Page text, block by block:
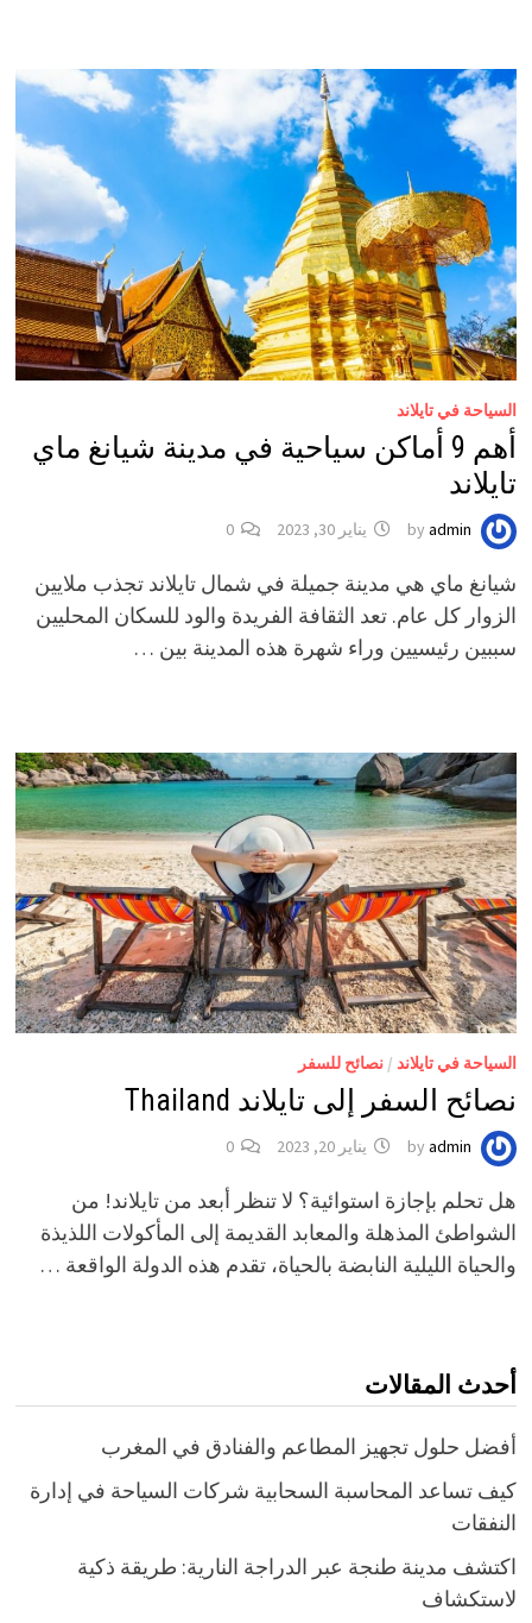
السياحة في تايلاند
أهم 9 أماكن سياحية في مدينة شيانغ ماي
تايلاند
byadmin يناير 30, 2023 0
شيانغ ماي هي مدينة جميلة في شمال تايلاند تجذب ملايين
الزوار كل عام. تعد الثقافة الفريدة والود للسكان المحليين
سببين رئيسيين وراء شهرة هذه المدينة بين …
السياحة في تايلاند / نصائح للسفر
نصائح السفر إلى تايلاند Thailand
byadmin يناير 20, 2023 0
هل تحلم بإجازة استوائية؟ لا تنظر أبعد من تايلاند! من
الشواطئ المذهلة والمعابد القديمة إلى المأكولات اللذيذة
والحياة الليلية النابضة بالحياة، تقدم هذه الدولة الواقعة …
أحدث المقالات
أفضل حلول تجهيز المطاعم والفنادق في المغرب
كيف تساعد المحاسبة السحابية شركات السياحة في إدارة
النفقات
اكتشف مدينة طنجة عبر الدراجة النارية: طريقة ذكية
لاستكشاف